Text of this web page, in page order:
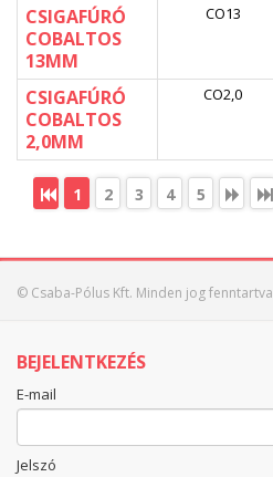
CSIGAFÚRÓ
COBALTOS
13MM
CO13
CSIGAFÚRÓ
COBALTOS
2,0MM
CO2,0
1 2 3 4 5
© Csaba-Pólus Kft. Minden jog fenntartva
BEJELENTKEZÉS
E-mail
Jelszó